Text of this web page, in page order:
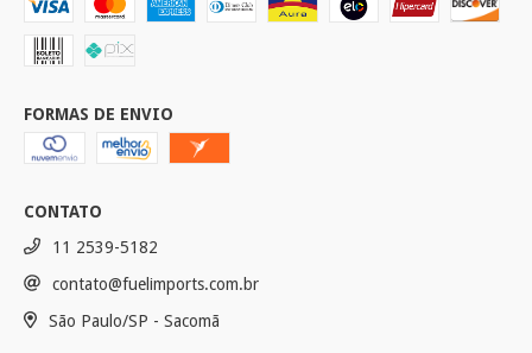
FORMAS DE ENVIO
CONTATO
11 2539-5182
contato@fuelimports.com.br
São Paulo/SP - Sacomã